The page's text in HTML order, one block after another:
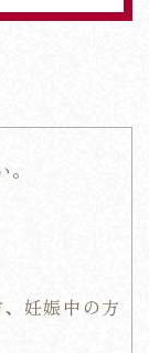
妊娠中の方